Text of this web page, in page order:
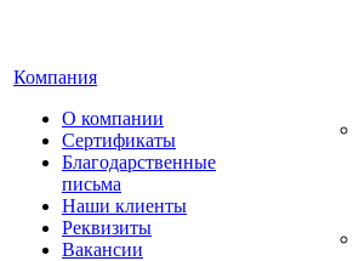
Компания
О компании
Сертификаты
Благодарственные
письма
Наши клиенты
Реквизиты
Вакансии